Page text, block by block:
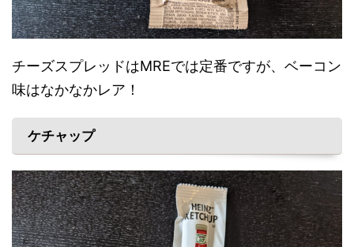
チーズスプレッドはMREでは定番ですが、ベーコン
味はなかなかレア！
ケチャップ